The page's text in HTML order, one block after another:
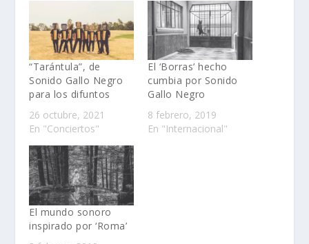
“Tarántula”, de
Sonido Gallo Negro
para los difuntos
26 octubre, 2021
En "Conciertos"
El ‘Borras’ hecho
cumbia por Sonido
Gallo Negro
8 febrero, 2019
En "Internacional"
El mundo sonoro
inspirado por ‘Roma’